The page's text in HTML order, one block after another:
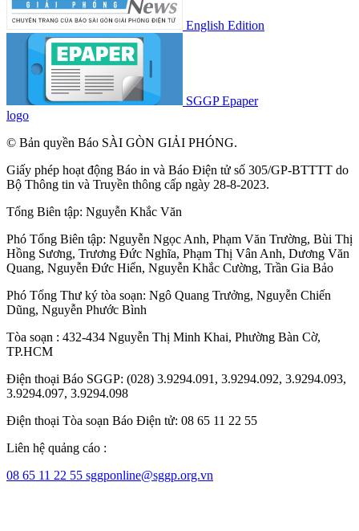
English Edition
SGGP Epaper
logo
© Bản quyền Báo SÀI GÒN GIẢI PHÓNG.
Giấy phép hoạt động Báo in và Báo Điện tử số 305/GP-BTTTT do
Bộ Thông tin và Truyền thông cấp ngày 28-8-2023.
Tổng Biên tập: Nguyễn Khắc Văn
Phó Tổng Biên tập: Nguyễn Ngọc Anh, Phạm Văn Trường, Bùi Thị
Hồng Sương, Trương Đức Nghĩa, Phạm Thị Vân Anh, Dương Văn
Quang, Nguyễn Đức Hiển, Nguyễn Khắc Cường, Trần Gia Bảo
Phó Tổng Thư ký tòa soạn: Ngô Quang Trưởng, Nguyễn Chiến
Dũng, Nguyễn Phước Bình
Tòa soạn : 432-434 Nguyễn Thị Minh Khai, Phường Bàn Cờ,
TP.HCM
Điện thoại Báo SGGP: (028) 3.9294.091, 3.9294.092, 3.9294.093,
3.9294.097, 3.9294.098
Điện thoại Tòa soạn Báo Điện tử: 08 65 11 22 55
Liên hệ quảng cáo :
08 65 11 22 55 sggponline@sggp.org.vn